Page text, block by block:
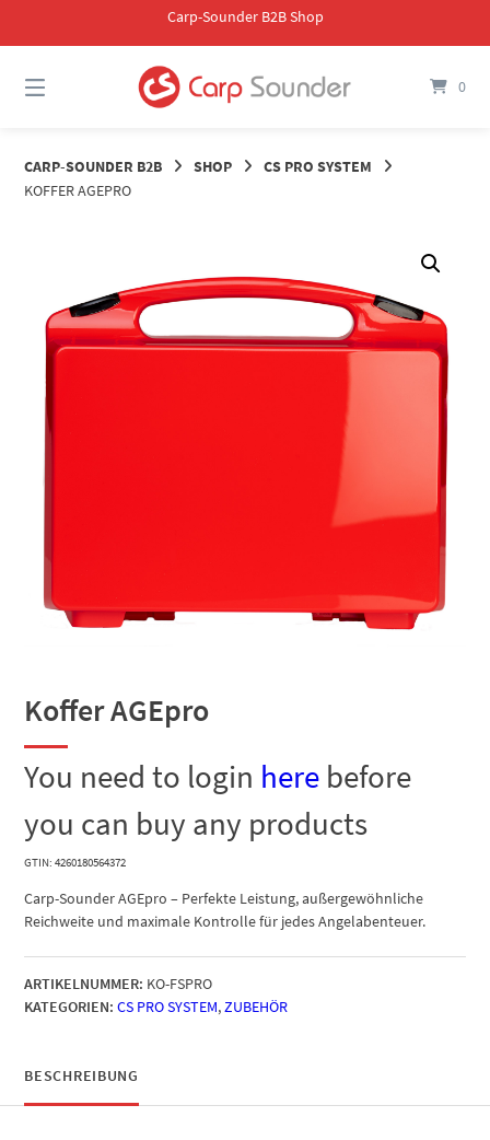
Carp-Sounder B2B Shop
0
CARP-SOUNDER B2B SHOP
CS PRO SYSTEM
KOFFER AGEPRO
Koffer AGEpro
You need to login here before
you can buy any products
GTIN: 4260180564372
Carp-Sounder AGEpro – Perfekte Leistung, außergewöhnliche
Reichweite und maximale Kontrolle für jedes Angelabenteuer.
ARTIKELNUMMER: KO-FSPRO
KATEGORIEN: CS PRO SYSTEM,ZUBEHÖR
BESCHREIBUNG